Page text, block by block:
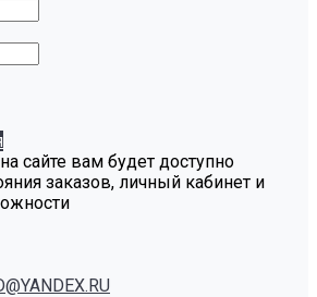
сайте вам будет доступно
заказов, личный кабинет и